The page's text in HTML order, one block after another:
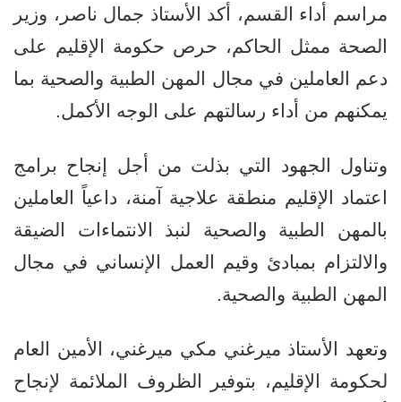
مراسم أداء القسم، أكد الأستاذ جمال ناصر، وزير
الصحة ممثل الحاكم، حرص حكومة الإقليم على
دعم العاملين في مجال المهن الطبية والصحية بما
يمكنهم من أداء رسالتهم على الوجه الأكمل.
وتناول الجهود التي بذلت من أجل إنجاح برامج
اعتماد الإقليم منطقة علاجية آمنة، داعياً العاملين
بالمهن الطبية والصحية لنبذ الانتماءات الضيقة
والالتزام بمبادئ وقيم العمل الإنساني في مجال
المهن الطبية والصحية.
وتعهد الأستاذ ميرغني مكي ميرغني، الأمين العام
لحكومة الإقليم، بتوفير الظروف الملائمة لإنجاح